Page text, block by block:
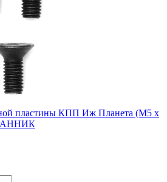
пластины КПП Иж Планета (М5 x